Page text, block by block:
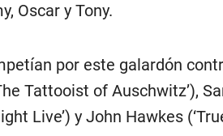
Oscar y Tony.
por este galardón
Tattooist of Auschwitz’),
Live’) y John Hawkes